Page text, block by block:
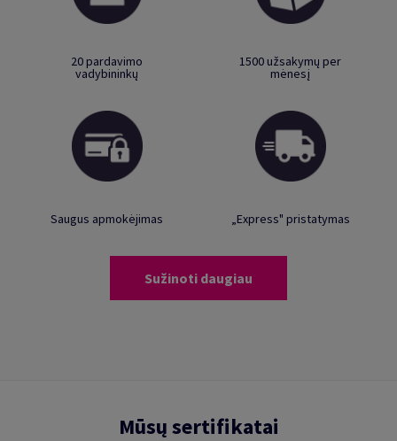
20 pardavimo
vadybininkų
1500 užsakymų per
mėnesį
Saugus apmokėjimas „Express" pristatymas
Sužinoti daugiau
Mūsų sertifikatai